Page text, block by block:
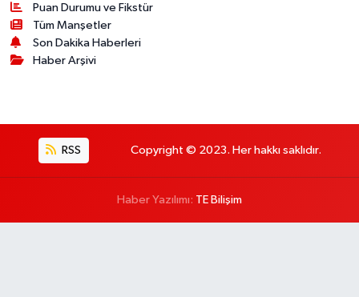
Puan Durumu ve Fikstür
Tüm Manşetler
Son Dakika Haberleri
Haber Arşivi
RSS Copyright © 2023. Her hakkı saklıdır.
Haber Yazılımı: TE Bilişim